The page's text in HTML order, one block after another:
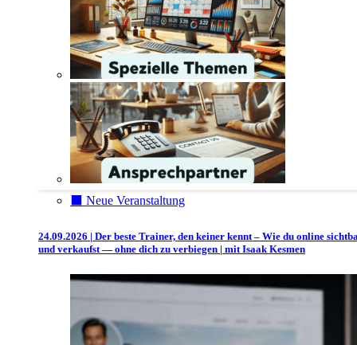
⬛️ Neue Veranstaltung
24.09.2026 | Der beste Trainer, den keiner kennt – Wie du online
und verkaufst — ohne dich zu verbiegen | mit Isaak Kesmen